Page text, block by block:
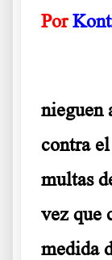
Por
nieguen
contra
multas
vez que
medida